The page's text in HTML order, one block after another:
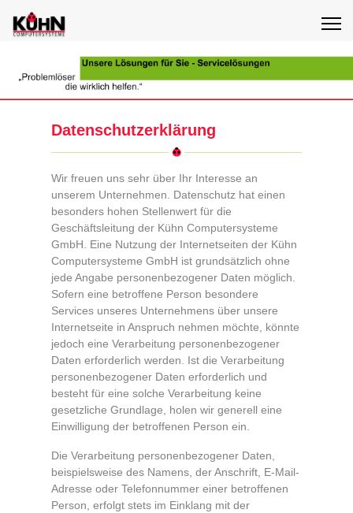
Datenschutzerklärung
Wir freuen uns sehr über Ihr Interesse an
unserem Unternehmen. Datenschutz hat einen
besonders hohen Stellenwert für die
Geschäftsleitung der Kühn Computersysteme
GmbH. Eine Nutzung der Internetseiten der Kühn
Computersysteme GmbH ist grundsätzlich ohne
jede Angabe personenbezogener Daten möglich.
Sofern eine betroffene Person besondere
Services unseres Unternehmens über unsere
Internetseite in Anspruch nehmen möchte, könnte
jedoch eine Verarbeitung personenbezogener
Daten erforderlich werden. Ist die Verarbeitung
personenbezogener Daten erforderlich und
besteht für eine solche Verarbeitung keine
gesetzliche Grundlage, holen wir generell eine
Einwilligung der betroffenen Person ein.
Die Verarbeitung personenbezogener Daten,
beispielsweise des Namens, der Anschrift, E-Mail-
Adresse oder Telefonnummer einer betroffenen
Person, erfolgt stets im Einklang mit der